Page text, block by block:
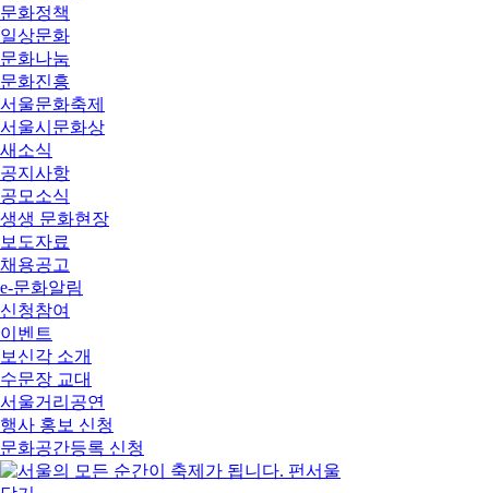
문화정책
일상문화
문화나눔
문화진흥
서울문화축제
서울시문화상
새소식
공지사항
공모소식
생생 문화현장
보도자료
채용공고
e-문화알림
신청참여
이벤트
보신각 소개
수문장 교대
서울거리공연
행사 홍보 신청
문화공간등록 신청